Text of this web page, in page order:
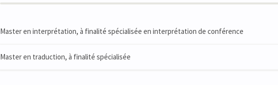
Master en interprétation, à finalité spécialisée en interprétation de conférence
Master en traduction, à finalité spécialisée